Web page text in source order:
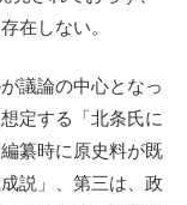
在しない。
議論の中心となっ
定する「北条氏に
纂時に原史料が既
説」、第三は、政